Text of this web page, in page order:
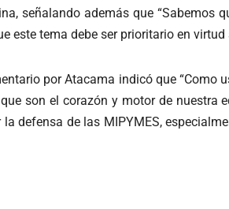
señalando además que “Sabemos
este tema debe ser prioritario en
por Atacama indicó que
son el corazón y motor de
defensa de las MIPYMES,